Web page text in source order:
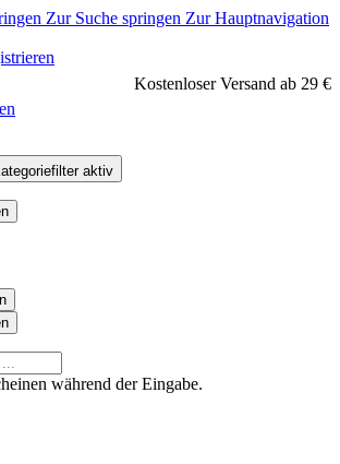
Zur Suche springen Zur Hauptnavigation
Kostenloser Versand ab 29 €
aktiv
während der Eingabe.